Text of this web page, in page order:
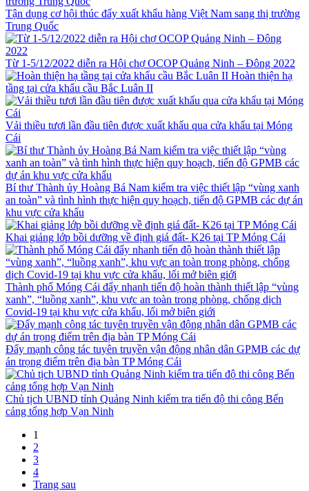
Tận dụng cơ hội thúc đẩy xuất khẩu hàng Việt Nam sang thị trường
Trung Quốc
Từ 1-5/12/2022 diễn ra Hội chợ OCOP Quảng Ninh – Đông 2022
Hoàn thiện hạ
tầng tại cửa khẩu cầu Bắc Luân II
Vải thiều tươi lần đầu tiên được xuất khẩu qua cửa khẩu tại Móng
Cái
Bí thư Thành ủy Hoàng Bá Nam kiểm tra việc thiết lập “vùng xanh
an toàn” và tình hình thực hiện quy hoạch, tiến độ GPMB các dự án
khu vực cửa khẩu
Khai giảng lớp bồi dưỡng về định giá đất- K26 tại TP Móng Cái
Thành phố Móng Cái đẩy nhanh tiến độ hoàn thành thiết lập “vùng
xanh”, “luồng xanh”, khu vực an toàn trong phòng, chống dịch
Covid-19 tại khu vực cửa khẩu, lối mở biên giới
Đẩy mạnh công tác tuyên truyền vận động nhân dân GPMB các dự
án trọng điểm trên địa bàn TP Móng Cái
Chủ tịch UBND tỉnh Quảng Ninh kiểm tra tiến độ thi công Bến
cảng tổng hợp Vạn Ninh
1
2
3
4
Trang sau